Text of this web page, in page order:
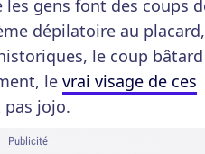
gens font des coups
dépilatoire au
le coup
le vrai visage de ces
jojo.
Publicité